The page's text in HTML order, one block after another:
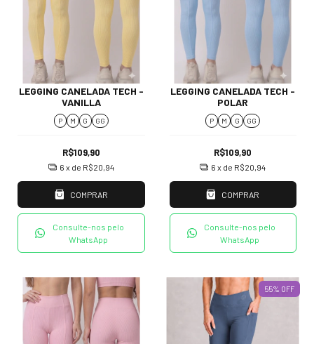
LEGGING CANELADA TECH -
VANILLA
P M G GG
R$109,90
6 x de R$20,94
COMPRAR
Consulte-nos pelo
WhatsApp
LEGGING CANELADA TECH -
POLAR
P M G GG
R$109,90
6 x de R$20,94
COMPRAR
Consulte-nos pelo
WhatsApp
55% OFF